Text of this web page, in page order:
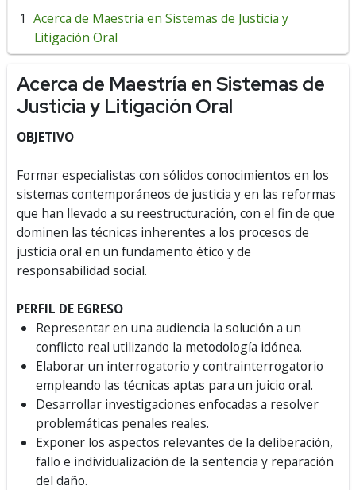
Acerca de Maestría en Sistemas de Justicia y
Litigación Oral
Acerca de Maestría en Sistemas de
Justicia y Litigación Oral
OBJETIVO
Formar especialistas con sólidos conocimientos en los
sistemas contemporáneos de justicia y en las reformas
que han llevado a su reestructuración, con el fin de que
dominen las técnicas inherentes a los procesos de
justicia oral en un fundamento ético y de
responsabilidad social.
PERFIL DE EGRESO
Representar en una audiencia la solución a un
conflicto real utilizando la metodología idónea.
Elaborar un interrogatorio y contrainterrogatorio
empleando las técnicas aptas para un juicio oral.
Desarrollar investigaciones enfocadas a resolver
problemáticas penales reales.
Exponer los aspectos relevantes de la deliberación,
fallo e individualización de la sentencia y reparación
del daño.